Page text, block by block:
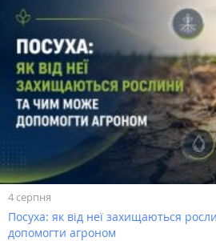
4 серпня
Посуха: як від неї захищаються
допомогти агроном